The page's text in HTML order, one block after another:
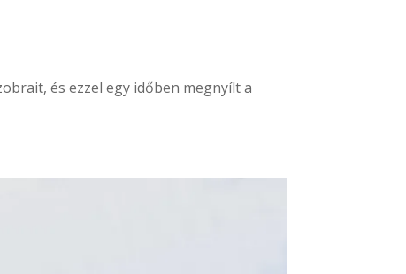
és ezzel egy időben megnyílt a